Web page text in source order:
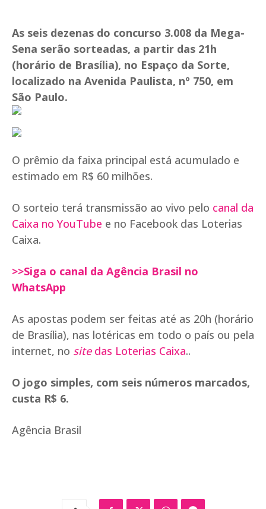
As seis dezenas do concurso 3.008 da Mega-
Sena serão sorteadas, a partir das 21h
(horário de Brasília), no Espaço da Sorte,
localizado na Avenida Paulista, nº 750, em
São Paulo.
O prêmio da faixa principal está acumulado e
estimado em R$ 60 milhões.
O sorteio terá transmissão ao vivo pelo canal da
Caixa no YouTube e no Facebook das Loterias
Caixa.
>>Siga o canal da Agência Brasil no
WhatsApp
As apostas podem ser feitas até as 20h (horário
de Brasília), nas lotéricas em todo o país ou pela
internet, no sitedas Loterias Caixa..
O jogo simples, com seis números marcados,
custa R$ 6.
Agência Brasil